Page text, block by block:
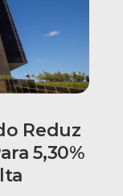
Reduz
5,30%